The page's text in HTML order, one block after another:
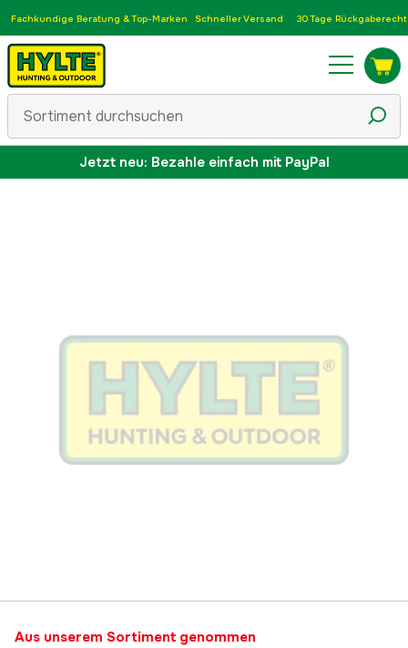
Fachkundige Beratung & Top-Marken Schneller Versand 30 Tage Rückgaberecht
Jetzt neu: Bezahle einfach mit PayPal
Aus unserem Sortiment genommen